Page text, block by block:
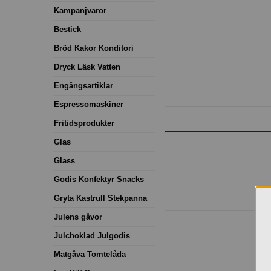
Kampanjvaror
Bestick
Bröd Kakor Konditori
Dryck Läsk Vatten
Engångsartiklar
Espressomaskiner
Fritidsprodukter
Glas
Glass
Godis Konfektyr Snacks
Gryta Kastrull Stekpanna
Julens gåvor
Julchoklad Julgodis
Matgåva Tomtelåda